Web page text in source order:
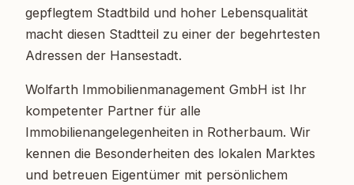
gepflegtem Stadtbild und hoher Lebensqualität
macht diesen Stadtteil zu einer der begehrtesten
Adressen der Hansestadt.
Wolfarth Immobilienmanagement GmbH ist Ihr
kompetenter Partner für alle
Immobilienangelegenheiten in Rotherbaum. Wir
kennen die Besonderheiten des lokalen Marktes
und betreuen Eigentümer mit persönlichem